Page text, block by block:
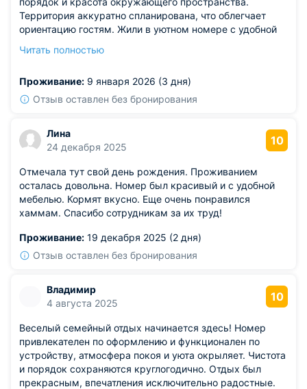
Территория аккуратно спланирована, что облегчает
ориентацию гостям. Жили в уютном номере с удобной
Обслуживающий персонал обладает высоким уровнем
вопросы.
Читать полностью
Проживание: 9 января 2026 (3 дня)
Отзыв оставлен без бронирования
Лина
24 декабря 2025
10
Отмечала тут свой день рождения. Проживанием
осталась довольна. Номер был красивый и с удобной
мебелью. Кормят вкусно. Еще очень понравился
хаммам. Спасибо сотрудникам за их труд!
Проживание: 19 декабря 2025 (2 дня)
Отзыв оставлен без бронирования
Владимир
4 августа 2025
10
Веселый семейный отдых начинается здесь! Номер
привлекателен по оформлению и функционален по
устройству, атмосфера покоя и уюта окрыляет. Чистота
и порядок сохраняются круглогодично. Отдых был
прекрасным, впечатления исключительно радостные.